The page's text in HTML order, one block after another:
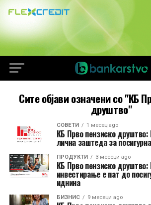
Сите објави означени со "КБ
друштво"
СОВЕТИ 1 месец ago
КБ Прво пензиско друштво:
лична заштеда за
ПРОДУКТИ 3 месеци ago
КБ Прво пензиско
инвестирање е пат до
иднина
БИЗНИС 9 месеци ago